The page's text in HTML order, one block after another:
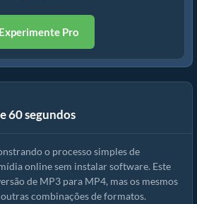
Experimente Pro
60 segundos
de mídia
o processo simples de
online sem instalar software. Este
de MP3 para MP4, mas os mesmos
combinações de formatos.